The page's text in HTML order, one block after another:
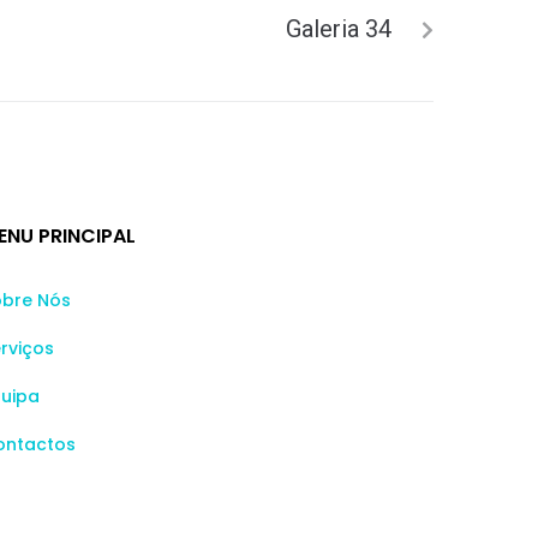
Galeria 34
PRINCIPAL
Nós